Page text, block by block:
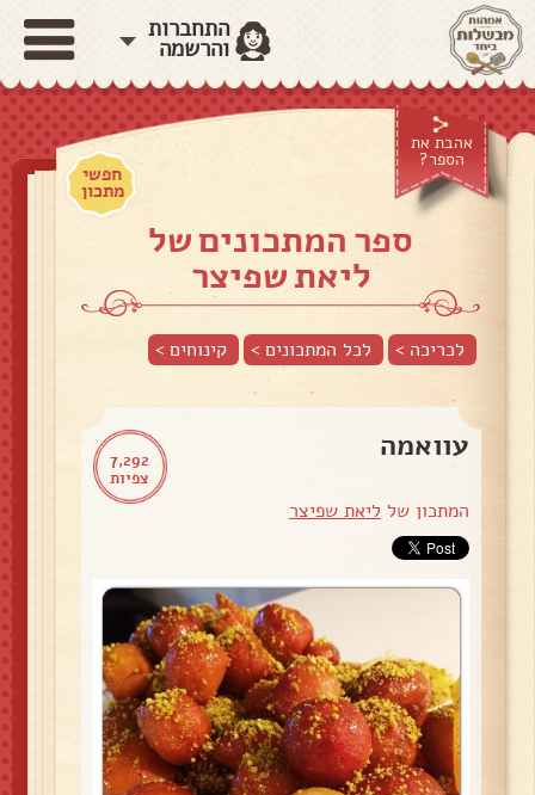
התחברות
והרשמה
אהבת את
הספר?
חפשי
מתכון
ספר המתכונים של
ליאת שפיצר
לכריכה > לכל המתכונים > קינוחים>
7,292
צפיות
עוואמה
המתכון של ליאת שפיצר